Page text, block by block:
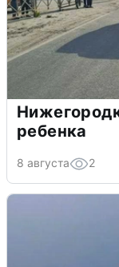
ребенка
8 августа 2